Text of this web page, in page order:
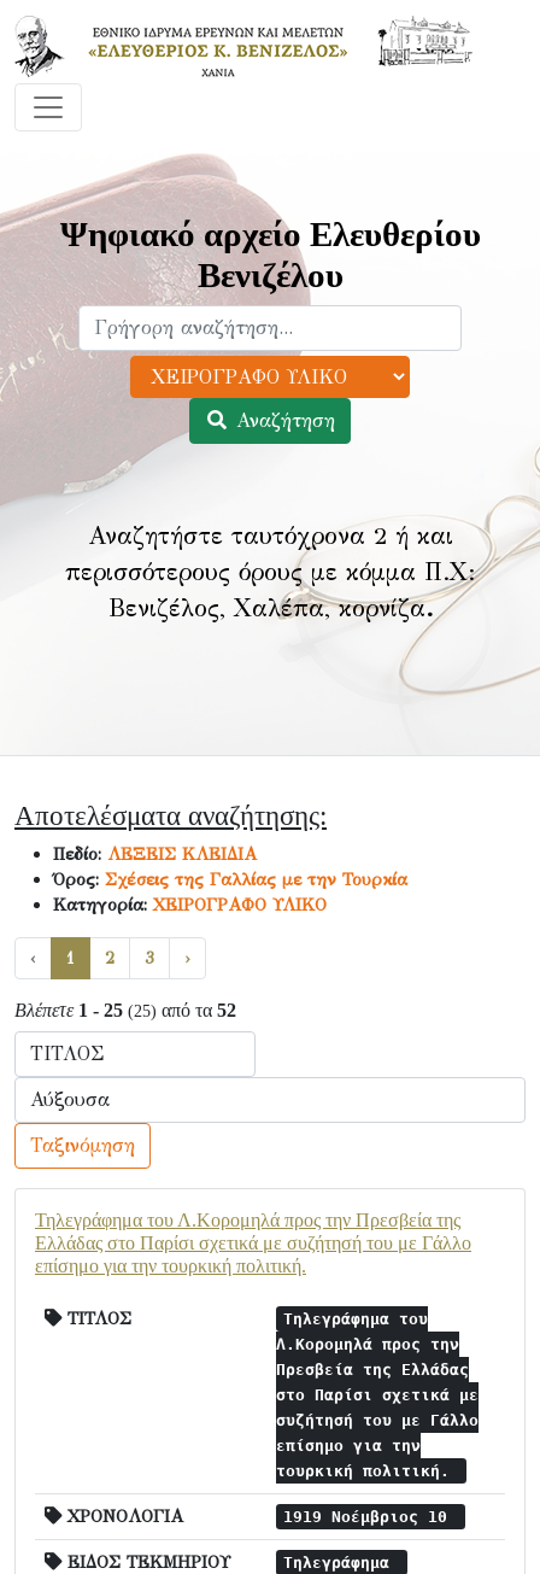
Ψηφιακό αρχείο Ελευθερίου
Βενιζέλου
Αναζήτηση
Αναζητήστε ταυτόχρονα 2 ή και
περισσότερους όρους με κόμμα Π.Χ:
Βενιζέλος, Χαλέπα, κορνίζα.
Αποτελέσματα αναζήτησης:
Πεδίο: ΛΕΞΕΙΣ ΚΛΕΙΔΙΑ
Όρος: Σχέσεις της Γαλλίας με την Τουρκία
Κατηγορία:ΧΕΙΡΟΓΡΑΦΟ ΥΛΙΚΟ
‹ 1 2 3 ›
Βλέπετε 1 - 25 (25) από τα 52
Ταξινόμηση
Τηλεγράφημα του Λ.Κορομηλά προς την Πρεσβεία της
Ελλάδας στο Παρίσι σχετικά με συζήτησή του με Γάλλο
επίσημο για την τουρκική πολιτική.
ΤΙΤΛΟΣ
Τηλεγράφημα του
Λ.Κορομηλά προς την
Πρεσβεία της Ελλάδας
στο Παρίσι σχετικά με
συζήτησή του με Γάλλο
επίσημο για την
τουρκική πολιτική.
ΧΡΟΝΟΛΟΓΙΑ 1919 Νοέμβριος 10
ΕΙΔΟΣ ΤΕΚΜΗΡΙΟΥ Τηλεγράφημα